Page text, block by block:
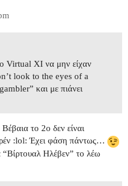
XI να μην είχαν
look to the eyes of a
και με πιάνει
το 2ο δεν είναι
:lol: Έχει φάση πάντως…
“Βίρτουαλ Ηλέβεν” το λέω